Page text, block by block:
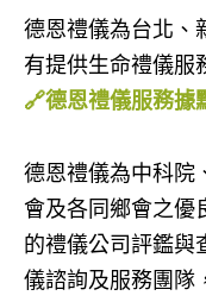
德恩禮儀為台北、
有提供生命禮儀服
🔗德恩禮儀服務據
德恩禮儀為中科院
會及各同鄉會之優
的禮儀公司評鑑與
儀諮詢及服務團隊